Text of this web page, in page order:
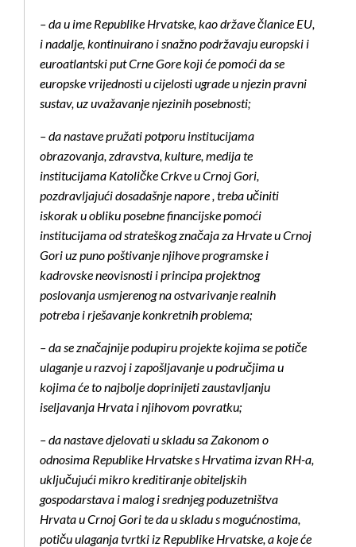
– da u ime Republike Hrvatske, kao države članice EU,
i nadalje, kontinuirano i snažno podržavaju europski i
euroatlantski put Crne Gore koji će pomoći da se
europske vrijednosti u cijelosti ugrade u njezin pravni
sustav, uz uvažavanje njezinih posebnosti;
– da nastave pružati potporu institucijama
obrazovanja, zdravstva, kulture, medija te
institucijama Katoličke Crkve u Crnoj Gori,
pozdravljajući dosadašnje napore , treba učiniti
iskorak u obliku posebne financijske pomoći
institucijama od strateškog značaja za Hrvate u Crnoj
Gori uz puno poštivanje njihove programske i
kadrovske neovisnosti i principa projektnog
poslovanja usmjerenog na ostvarivanje realnih
potreba i rješavanje konkretnih problema;
– da se značajnije podupiru projekte kojima se potiče
ulaganje u razvoj i zapošljavanje u područjima u
kojima će to najbolje doprinijeti zaustavljanju
iseljavanja Hrvata i njihovom povratku;
– da nastave djelovati u skladu sa Zakonom o
odnosima Republike Hrvatske s Hrvatima izvan RH-a,
uključujući mikro kreditiranje obiteljskih
gospodarstava i malog i srednjeg poduzetništva
Hrvata u Crnoj Gori te da u skladu s mogućnostima,
potiču ulaganja tvrtki iz Republike Hrvatske, a koje će